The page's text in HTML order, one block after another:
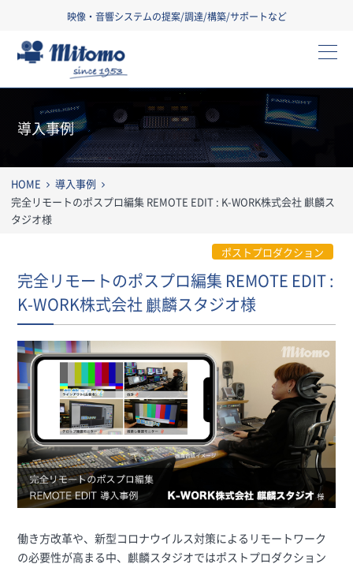
映像・音響システムの提案/調達/構築/サポートなど
導入事例
HOME
導入事例
完全リモートのポスプロ編集 REMOTE EDIT : K-WORK株式会社 麒麟ス
タジオ様
ポストプロダクション
完全リモートのポスプロ編集 REMOTE EDIT :
K-WORK株式会社 麒麟スタジオ様
働き方改革や、新型コロナウイルス対策によるリモートワーク
の必要性が高まる中、麒麟スタジオではポストプロダクション